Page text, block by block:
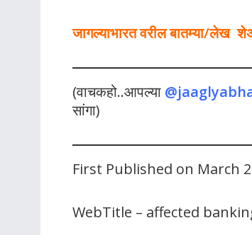
जागल्याभारत वरील बातम्या/लेख
(वाचकहो..आपल्या
सांगा)
First Published on March
WebTitle – affected